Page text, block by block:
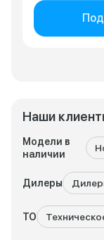
Наши
Модели в
наличии
Дилеры
ТО